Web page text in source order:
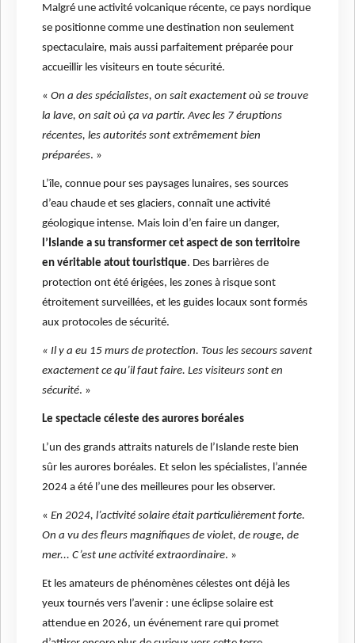
Malgré une activité volcanique récente, ce pays nordique
se positionne comme une destination non seulement
spectaculaire, mais aussi parfaitement préparée pour
accueillir les visiteurs en toute sécurité.
« On a des spécialistes, on sait exactement où se trouve
la lave, on sait où ça va partir. Avec les 7 éruptions
récentes, les autorités sont extrêmement bien
préparées. »
L’île, connue pour ses paysages lunaires, ses sources
d’eau chaude et ses glaciers, connaît une activité
géologique intense. Mais loin d’en faire un danger,
l’Islande a su transformer cet aspect de son territoire
en véritable atout touristique. Des barrières de
protection ont été érigées, les zones à risque sont
étroitement surveillées, et les guides locaux sont formés
aux protocoles de sécurité.
« Il y a eu 15 murs de protection. Tous les secours savent
exactement ce qu’il faut faire. Les visiteurs sont en
sécurité. »
Le spectacle céleste des aurores boréales
L’un des grands attraits naturels de l’Islande reste bien
sûr les aurores boréales. Et selon les spécialistes, l’année
2024 a été l’une des meilleures pour les observer.
« En 2024, l’activité solaire était particulièrement forte.
On a vu des fleurs magnifiques de violet, de rouge, de
mer... C’est une activité extraordinaire. »
Et les amateurs de phénomènes célestes ont déjà les
yeux tournés vers l’avenir : une éclipse solaire est
attendue en 2026, un événement rare qui promet